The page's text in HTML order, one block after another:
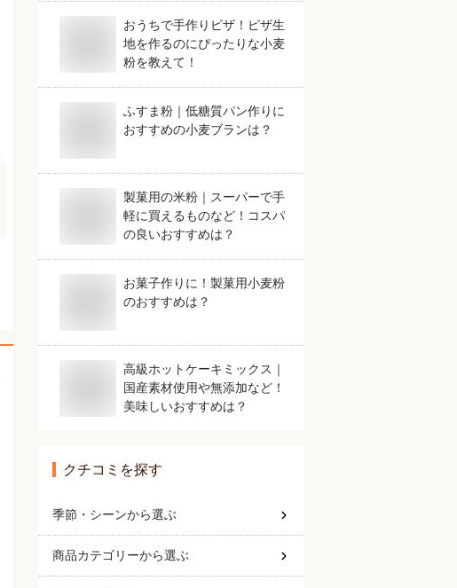
おうちで手作りピザ！ピザ生
地を作るのにぴったりな小麦
粉を教えて！
ふすま粉｜低糖質パン作りに
おすすめの小麦ブランは？
製菓用の米粉｜スーパーで手
軽に買えるものなど！コスパ
の良いおすすめは？
お菓子作りに！製菓用小麦粉
のおすすめは？
高級ホットケーキミックス｜
国産素材使用や無添加など！
美味しいおすすめは？
クチコミを探す
季節・シーンから選ぶ
商品カテゴリーから選ぶ